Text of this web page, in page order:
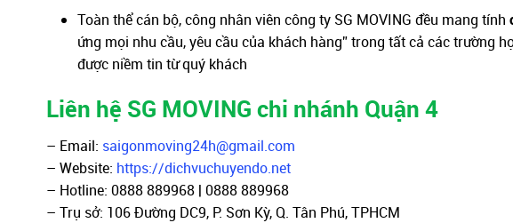
Toàn thể cán bộ, công nhân viên công ty SG MOVING đều mang tính
ứng mọi nhu cầu, yêu cầu của khách hàng” trong tất cả các trường
được niềm tin từ quý khách
Liên hệ SG MOVING chi nhánh Quận 4
– Email: saigonmoving24h@gmail.com
– Website: https://dichvuchuyendo.net
– Hotline: 0888 889968 | 0888 889968
– Trụ sở: 106 Đường DC9, P. Sơn Kỳ, Q. Tân Phú, TPHCM